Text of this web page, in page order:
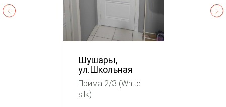
Шушары,
ул.Школьная
Прима 2/3 (White
silk)